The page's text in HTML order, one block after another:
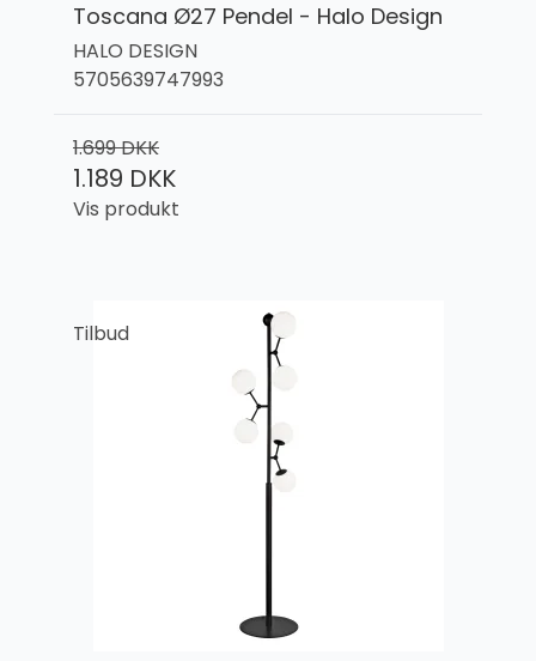
Toscana Ø27 Pendel - Halo Design
HALO DESIGN
5705639747993
1.699 DKK
1.189 DKK
Vis produkt
Tilbud